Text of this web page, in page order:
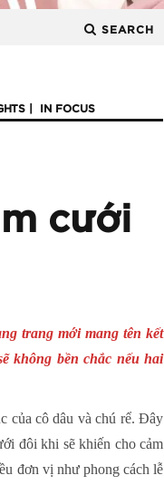
SEARCH
IN FOCUS
cưới
trang mới mang tên kết
không bền chắc nếu hai
của cô dâu và chú rể. Đây
đôi khi sẽ khiến cho cảm
đơn vị như phong cách lễ